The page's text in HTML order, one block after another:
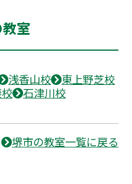
室
浅香山校
東上野芝校
石津川校
堺市の教室一覧に戻る